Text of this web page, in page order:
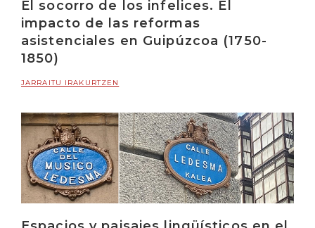
El socorro de los infelices. El
impacto de las reformas
asistenciales en Guipúzcoa (1750-
1850)
JARRAITU IRAKURTZEN